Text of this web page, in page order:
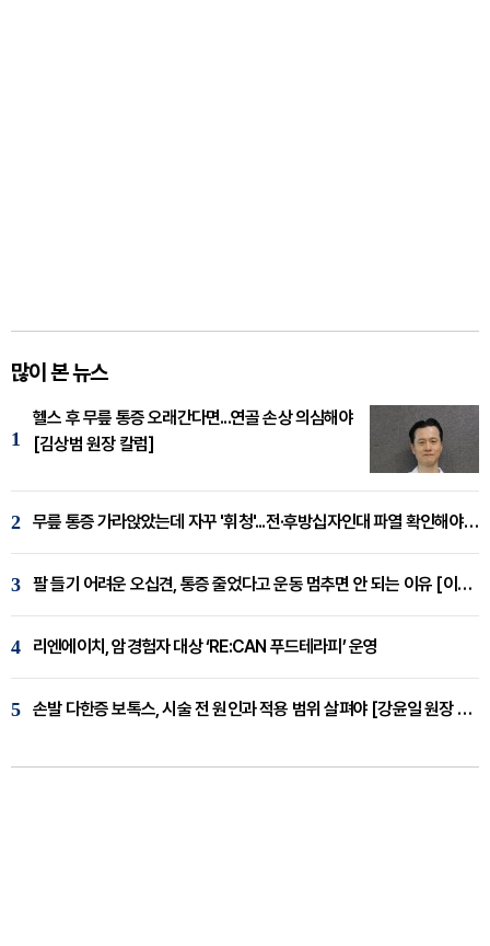
많이 본 뉴스
1
헬스 후 무릎 통증 오래간다면...연골 손상 의심해야
[김상범 원장 칼럼]
2 무릎 통증 가라앉았는데 자꾸 '휘청'...전·후방십자인대 파열 확인해야 [곽우경 원장 칼럼]
3 팔 들기 어려운 오십견, 통증 줄었다고 운동 멈추면 안 되는 이유 [이병욱 원장 칼럼]
4 리엔에이치, 암경험자 대상 ‘RE:CAN 푸드테라피’ 운영
5 손발 다한증 보톡스, 시술 전 원인과 적용 범위 살펴야 [강윤일 원장 칼럼]